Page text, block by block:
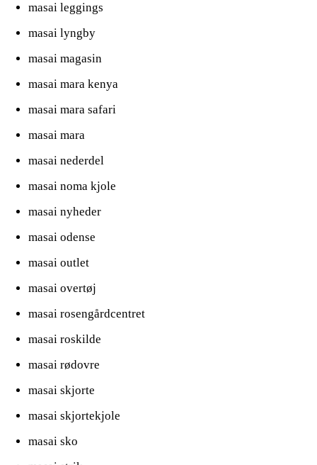
masai leggings
masai lyngby
masai magasin
masai mara kenya
masai mara safari
masai mara
masai nederdel
masai noma kjole
masai nyheder
masai odense
masai outlet
masai overtøj
masai rosengårdcentret
masai roskilde
masai rødovre
masai skjorte
masai skjortekjole
masai sko